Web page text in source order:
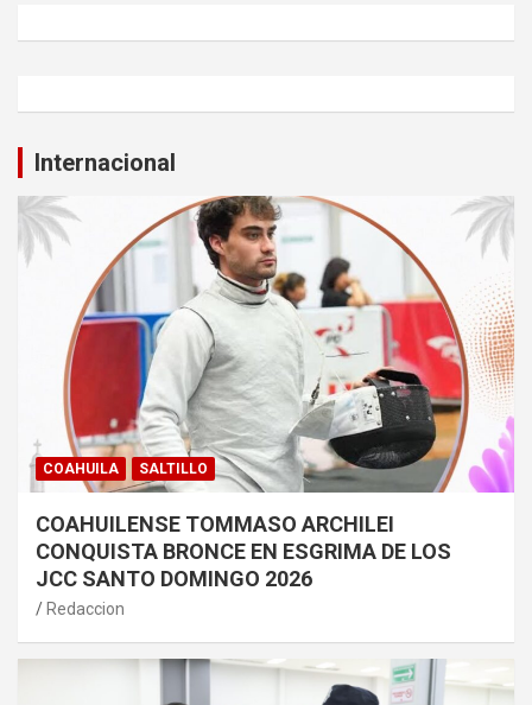
Internacional
COAHUILA SALTILLO
COAHUILENSE TOMMASO ARCHILEI
CONQUISTA BRONCE EN ESGRIMA DE LOS
JCC SANTO DOMINGO 2026
Redaccion